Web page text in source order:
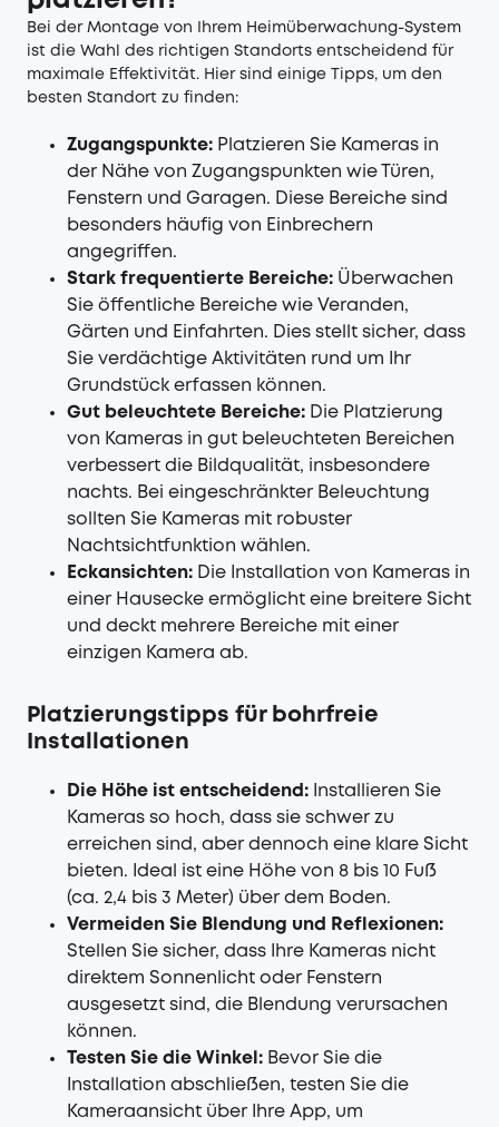
Bei der Montage von Ihrem Heimüberwachung-System
ist die Wahl des richtigen Standorts entscheidend für
maximale Effektivität. Hier sind einige Tipps, um den
besten Standort zu finden:
Zugangspunkte: Platzieren Sie Kameras in
der Nähe von Zugangspunkten wie Türen,
Fenstern und Garagen. Diese Bereiche sind
besonders häufig von Einbrechern
angegriffen.
Stark frequentierte Bereiche: Überwachen
Sie öffentliche Bereiche wie Veranden,
Gärten und Einfahrten. Dies stellt sicher, dass
Sie verdächtige Aktivitäten rund um Ihr
Grundstück erfassen können.
Gut beleuchtete Bereiche: Die Platzierung
von Kameras in gut beleuchteten Bereichen
verbessert die Bildqualität, insbesondere
nachts. Bei eingeschränkter Beleuchtung
sollten Sie Kameras mit robuster
Nachtsichtfunktion wählen.
Eckansichten: Die Installation von Kameras in
einer Hausecke ermöglicht eine breitere Sicht
und deckt mehrere Bereiche mit einer
einzigen Kamera ab.
Platzierungstipps für bohrfreie
Installationen
Die Höhe ist entscheidend: Installieren Sie
Kameras so hoch, dass sie schwer zu
erreichen sind, aber dennoch eine klare Sicht
bieten. Ideal ist eine Höhe von 8 bis 10 Fuß
(ca. 2,4 bis 3 Meter) über dem Boden.
Vermeiden Sie Blendung und Reflexionen:
Stellen Sie sicher, dass Ihre Kameras nicht
direktem Sonnenlicht oder Fenstern
ausgesetzt sind, die Blendung verursachen
können.
Testen Sie die Winkel: Bevor Sie die
Installation abschließen, testen Sie die
Kameraansicht über Ihre App, um